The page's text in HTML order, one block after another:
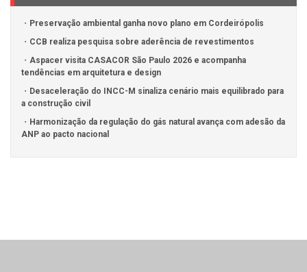
Preservação ambiental ganha novo plano em Cordeirópolis
CCB realiza pesquisa sobre aderência de revestimentos
Aspacer visita CASACOR São Paulo 2026 e acompanha
tendências em arquitetura e design
Desaceleração do INCC-M sinaliza cenário mais equilibrado para
a construção civil
Harmonização da regulação do gás natural avança com adesão da
ANP ao pacto nacional